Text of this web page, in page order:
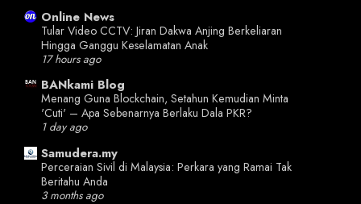
Online News
Tular Video CCTV: Jiran Dakwa Anjing Berkeliaran
Hingga Ganggu Keselamatan Anak
17 hours ago
BANkami Blog
Menang Guna Blockchain, Setahun Kemudian Minta
'Cuti' – Apa Sebenarnya Berlaku Dala PKR?
1 day ago
Samudera.my
Perceraian Sivil di Malaysia: Perkara yang Ramai Tak
Beritahu Anda
3 months ago